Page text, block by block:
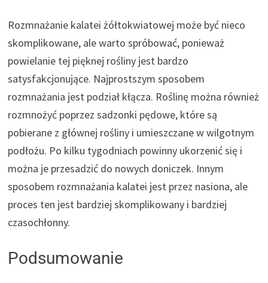
Rozmnażanie kalatei żółtokwiatowej może być nieco
skomplikowane, ale warto spróbować, ponieważ
powielanie tej pięknej rośliny jest bardzo
satysfakcjonujące. Najprostszym sposobem
rozmnażania jest podział kłącza. Roślinę można również
rozmnożyć poprzez sadzonki pędowe, które są
pobierane z głównej rośliny i umieszczane w wilgotnym
podłożu. Po kilku tygodniach powinny ukorzenić się i
można je przesadzić do nowych doniczek. Innym
sposobem rozmnażania kalatei jest przez nasiona, ale
proces ten jest bardziej skomplikowany i bardziej
czasochłonny.
Podsumowanie